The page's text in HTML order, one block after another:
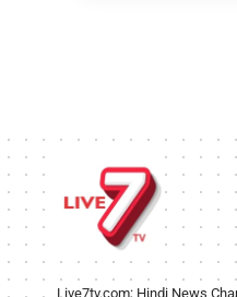
Live7tv.com: Hindi News